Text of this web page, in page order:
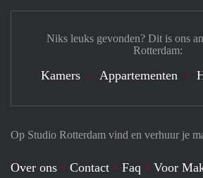
Op Studio Rotterdam vind en verhuur je
Over ons Contact Faq Voor
Niks leuks gevonden? Dit is ons
Rotterdam:
Kamers Appartementen